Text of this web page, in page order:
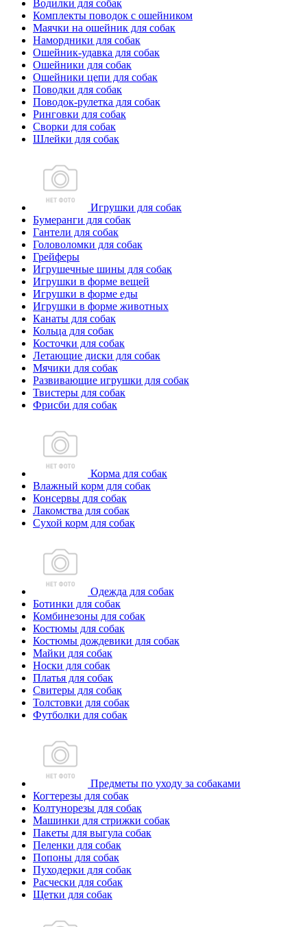
Водилки для собак
Комплекты поводок с ошейником
Маячки на ошейник для собак
Намордники для собак
Ошейник-удавка для собак
Ошейники для собак
Ошейники цепи для собак
Поводки для собак
Поводок-рулетка для собак
Ринговки для собак
Сворки для собак
Шлейки для собак
Игрушки для собак
Бумеранги для собак
Гантели для собак
Головоломки для собак
Грейферы
Игрушечные шины для собак
Игрушки в форме вещей
Игрушки в форме еды
Игрушки в форме животных
Канаты для собак
Кольца для собак
Косточки для собак
Летающие диски для собак
Мячики для собак
Развивающие игрушки для собак
Твистеры для собак
Фрисби для собак
Корма для собак
Влажный корм для собак
Консервы для собак
Лакомства для собак
Сухой корм для собак
Одежда для собак
Ботинки для собак
Комбинезоны для собак
Костюмы для собак
Костюмы дождевики для собак
Майки для собак
Носки для собак
Платья для собак
Свитеры для собак
Толстовки для собак
Футболки для собак
Предметы по уходу за собаками
Когтерезы для собак
Колтунорезы для собак
Машинки для стрижки собак
Пакеты для выгула собак
Пеленки для собак
Попоны для собак
Пуходерки для собак
Расчески для собак
Щетки для собак